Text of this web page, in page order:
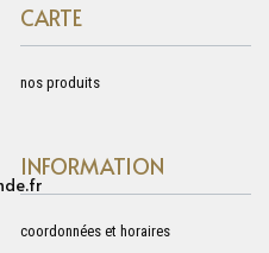
CARTE
nos produits
INFORMATION
coordonnées et horaires